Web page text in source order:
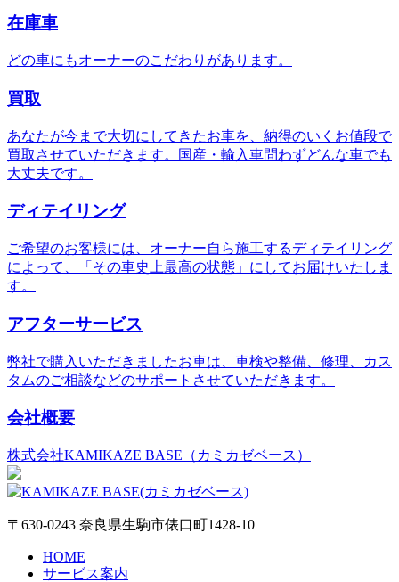
在庫車
どの車にもオーナーのこだわりがあります。
買取
あなたが今まで大切にしてきたお車を、納得のいくお値段で
買取させていただきます。国産・輸入車問わずどんな車でも
大丈夫です。
ディテイリング
ご希望のお客様には、オーナー自ら施工するディテイリング
によって、「その車史上最高の状態」にしてお届けいたしま
す。
アフターサービス
弊社で購入いただきましたお車は、車検や整備、修理、カス
タムのご相談などのサポートさせていただきます。
会社概要
株式会社KAMIKAZE BASE（カミカゼベース）
〒630-0243 奈良県生駒市俵口町1428-10
HOME
サービス案内